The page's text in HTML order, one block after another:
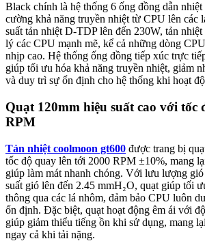
Black chính là hệ thống 6 ống đồng dẫn
cường khả năng truyền nhiệt từ CPU lên các
suất tản nhiệt D-TDP lên đến 230W, tản
lý các CPU mạnh mẽ, kể cả những dòng
nhịp cao. Hệ thống ống đồng tiếp xúc trực
giúp tối ưu hóa khả năng truyền nhiệt, giảm
và duy trì sự ổn định cho hệ thống khi hoạt
Quạt 120mm hiệu suất cao với tốc
RPM
Tản nhiệt coolmoon gt600 được trang bị
tốc độ quay lên tới 2000 RPM ±10%, mang
giúp làm mát nhanh chóng. Với lưu lượng
suất gió lên đến 2.45 mmH₂O, quạt giúp tối
thông qua các lá nhôm, đảm bảo CPU luôn
ổn định. Đặc biệt, quạt hoạt động êm ái với
giúp giảm thiểu tiếng ồn khi sử dụng, mang
ngay cả khi tải nặng.